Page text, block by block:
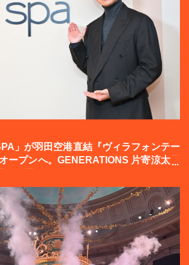
」が羽田空港直結『ヴィラフォンテー
ープンへ。GENERATIONS 片寄涼太登